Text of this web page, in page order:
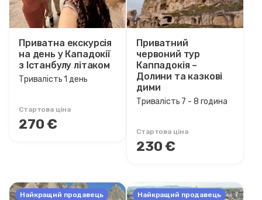
45 хвилина
1 година
1 - 1 година
1 - 3 година
2 година
3 - 4 година
Приватна екскурсія
на день у Кападокії
з Істанбулу літаком
Тривалість 1 день
Стартова ціна
270 €
Приватний
червоний тур
Каппадокія –
Долини та казкові
дими
Тривалість 7 - 8 година
Стартова ціна
230 €
Найкращий продавець Найкращий продавець